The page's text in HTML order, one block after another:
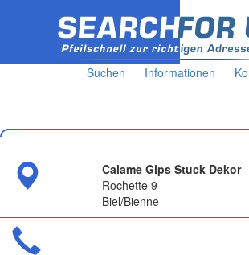
Suchen Informationen
Calame Gips Stuck Dekor
Rochette 9
Biel/Bienne